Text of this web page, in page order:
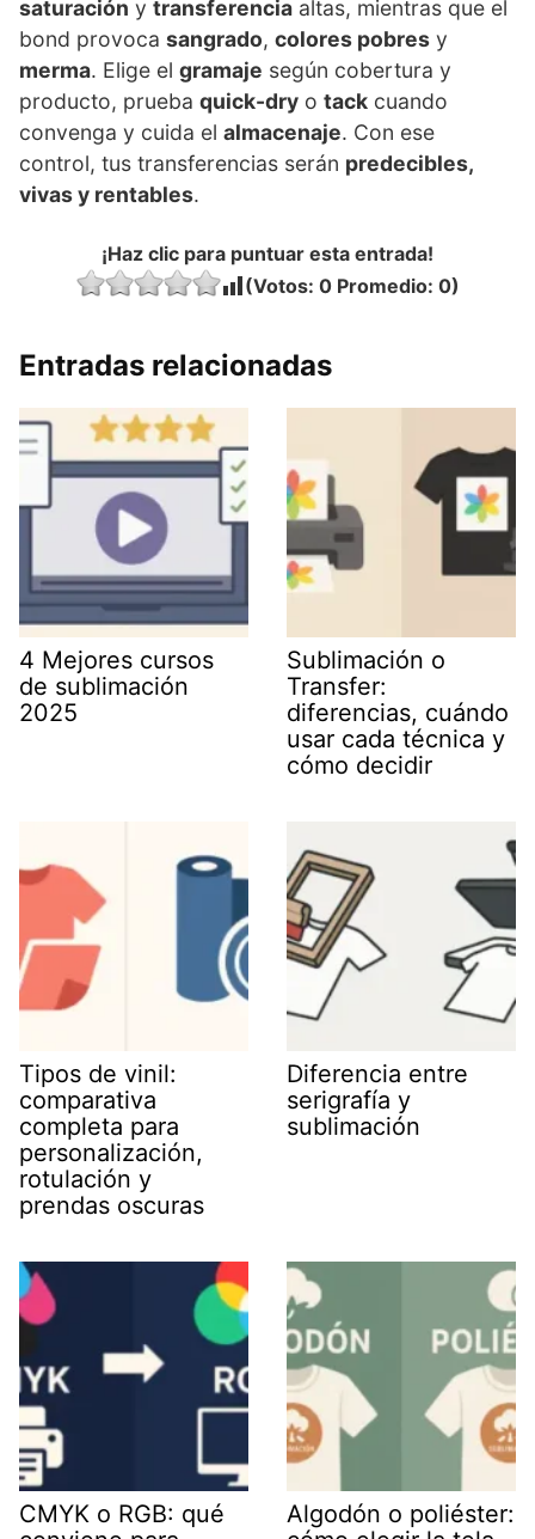
saturación y transferencia altas, mientras que el
bond provoca sangrado, colores pobres y
merma. Elige el gramaje según cobertura y
producto, prueba quick-dry o tack cuando
convenga y cuida el almacenaje. Con ese
control, tus transferencias serán predecibles,
vivas y rentables.
¡Haz clic para puntuar esta entrada!
(Votos: 0Promedio: 0)
Entradas relacionadas
4 Mejores cursos
de sublimación
2025
Sublimación o
Transfer:
diferencias, cuándo
usar cada técnica y
cómo decidir
Tipos de vinil:
comparativa
completa para
personalización,
rotulación y
prendas oscuras
Diferencia entre
serigrafía y
sublimación
CMYK o RGB: qué
Algodón o poliéster: